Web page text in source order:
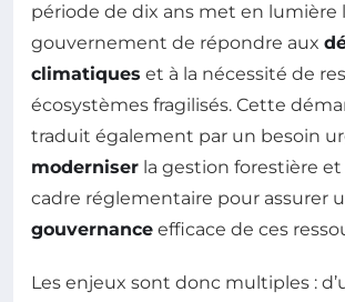
période de dix ans met en lumière
gouvernement de répondre aux
climatiques et à la nécessité de
écosystèmes fragilisés. Cette
traduit également par un besoin
moderniser la gestion forestière et
cadre réglementaire pour assurer
gouvernance efficace de ces
Les enjeux sont donc multiples :